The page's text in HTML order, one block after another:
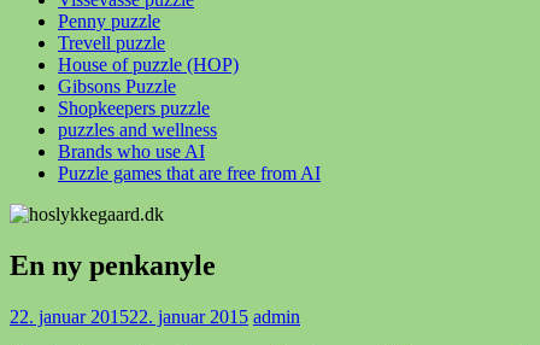
Penny puzzle
Trevell puzzle
House of puzzle (HOP)
Gibsons Puzzle
Shopkeepers puzzle
puzzles and wellness
Brands who use AI
Puzzle games that are free from AI
En ny penkanyle
22. januar 201522. januar 2015 admin